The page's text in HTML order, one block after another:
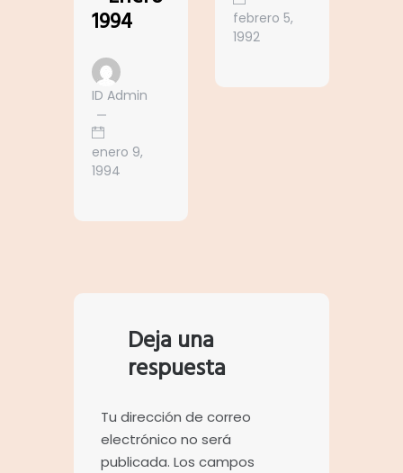
1994
ID Admin
enero 9,
1994
febrero 5,
1992
Deja una
respuesta
Tu dirección de correo
electrónico no será
publicada. Los campos